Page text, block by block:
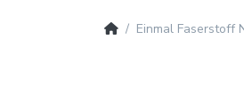
Einmal Faserstoff